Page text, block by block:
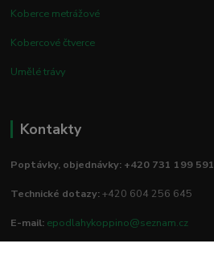
Koberce metrážové
Kobercové čtverce
Umělé trávy
Kontakty
Poptávky, objednávky: +420 731 199 591
Technické dotazy:+420 604 256 645
E-mail: epodlahykoppino@seznam.cz